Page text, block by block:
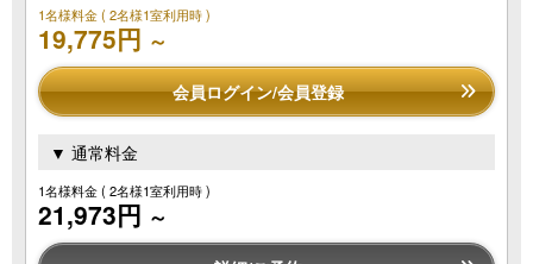
1名様料金( 2名様1室利用時 )
19,775円 ～
会員ログイン/会員登録
▼ 通常料金
1名様料金( 2名様1室利用時 )
21,973円 ～